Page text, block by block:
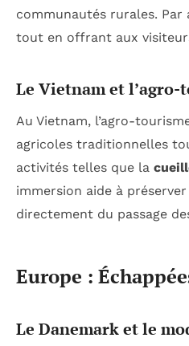
communautés rurales.
tout en offrant aux
Le Vietnam et l’agro-
Au Vietnam, l’agro-
agricoles traditionnelles
activités telles que la
immersion aide à
directement du passage
Europe :
Le Danemark et le